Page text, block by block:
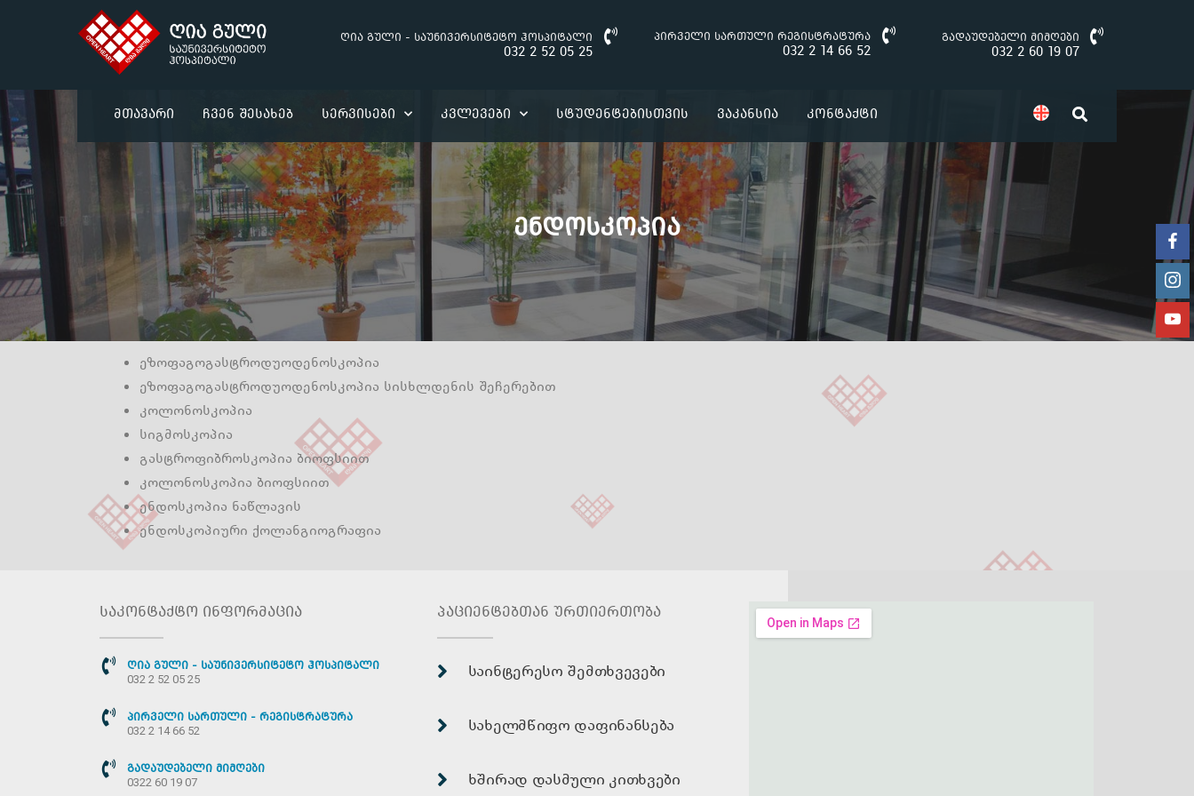
ღია გული - საუნივერსიტეტო ჰოსპიტალი
032 2 52 05 25
პირველი სართული რეგისტრატურა
032 2 14 66 52
გადაუდებელი მიმღები
032 2 60 19 07
Მთავარი Ჩვენ Შესახებ Სერვისები Კვლევები Სტუდენტებისთვის Ვაკანსია Კონტაქტი
Ენდოსკოპია
ეზოფაგოგასტროდუოდენოსკოპია
ეზოფაგოგასტროდუოდენოსკოპია სისხლდენის შეჩერებით
კოლონოსკოპია
სიგმოსკოპია
გასტროფიბროსკოპია ბიოფსიით
კოლონოსკოპია ბიოფსიით
ენდოსკოპია ნაწლავის
ენდოსკოპიური ქოლანგიოგრაფია
საკონტაქტო ინფორმაცია
ღია გული - საუნივერსიტეტო ჰოსპიტალი
032 2 52 05 25
პირველი სართული - რეგისტრატურა
032 2 14 66 52
გადაუდებელი მიმღები
0322 60 19 07
პაციენტებთან ურთიერთობა
საინტერესო შემთხვევები
სახელმწიფო დაფინანსება
ხშირად დასმული კითხვები